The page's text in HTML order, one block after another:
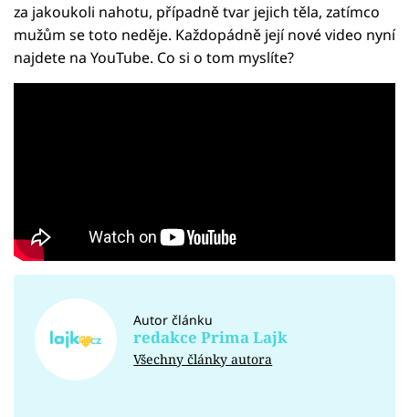
za jakoukoli nahotu, případně tvar jejich těla, zatímco
mužům se toto neděje. Každopádně její nové video nyní
najdete na YouTube. Co si o tom myslíte?
Autor článku
redakce Prima Lajk
Všechny články autora